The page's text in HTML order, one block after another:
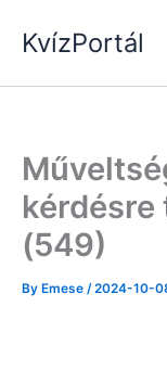
KvízPortál
kérdésre
(549)
By Emese /2024-10-